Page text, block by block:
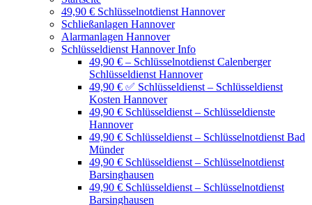
49,90 € Schlüsselnotdienst Hannover
Schließanlagen Hannover
Alarmanlagen Hannover
Schlüsseldienst Hannover Info
49,90 € – Schlüsselnotdienst Calenberger
Schlüsseldienst Hannover
49,90 € ✅ Schlüsseldienst – Schlüsseldienst
Kosten Hannover
49,90 € Schlüsseldienst – Schlüsseldienste
Hannover
49,90 € Schlüsseldienst – Schlüsselnotdienst Bad
Münder
49,90 € Schlüsseldienst – Schlüsselnotdienst
Barsinghausen
49,90 € Schlüsseldienst – Schlüsselnotdienst
Barsinghausen